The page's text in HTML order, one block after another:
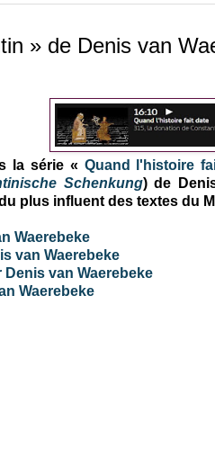
» de Denis van
la série « Quand l'histoire
Schenkung) de
plus influent des textes du
Waerebeke
van Waerebeke
van Waerebeke
Waerebeke